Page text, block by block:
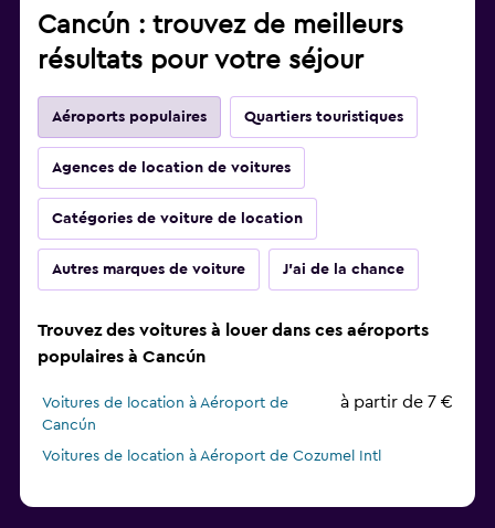
Cancún : trouvez de meilleurs
résultats pour votre séjour
Aéroports populaires Quartiers touristiques
Agences de location de voitures
Catégories de voiture de location
Autres marques de voiture J'ai de la chance
Trouvez des voitures à louer dans ces aéroports
populaires à Cancún
Voitures de location à Aéroport de
Cancún
à partir de 7 €
Voitures de location à Aéroport de Cozumel Intl